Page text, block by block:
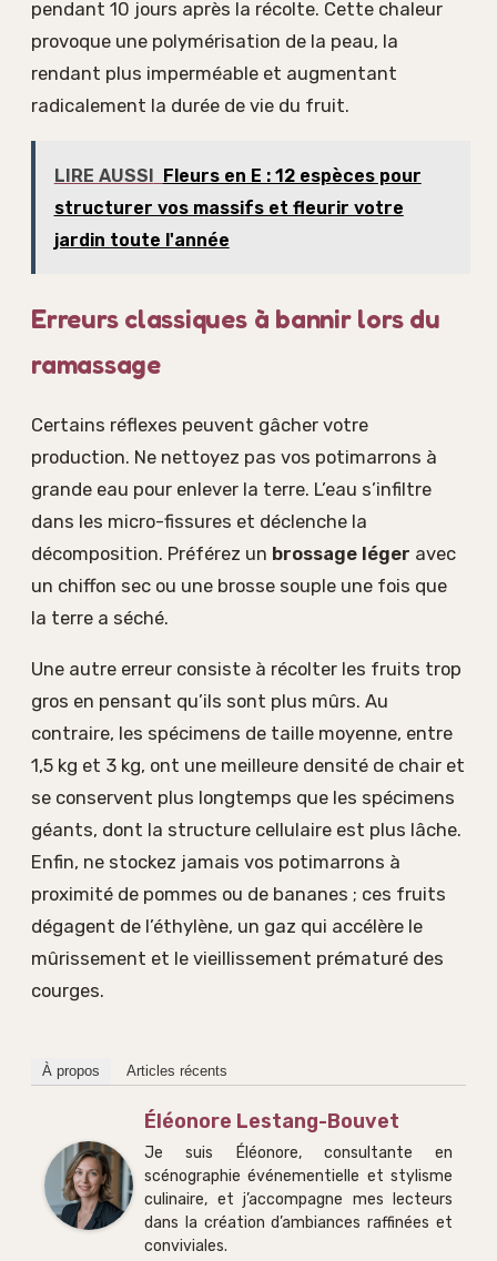
pendant 10 jours après la récolte. Cette chaleur
provoque une polymérisation de la peau, la
rendant plus imperméable et augmentant
radicalement la durée de vie du fruit.
LIRE AUSSI Fleurs en E : 12 espèces pour
structurer vos massifs et fleurir votre
jardin toute l'année
Erreurs classiques à bannir lors du
ramassage
Certains réflexes peuvent gâcher votre
production. Ne nettoyez pas vos potimarrons à
grande eau pour enlever la terre. L’eau s’infiltre
dans les micro-fissures et déclenche la
décomposition. Préférez un brossage léger avec
un chiffon sec ou une brosse souple une fois que
la terre a séché.
Une autre erreur consiste à récolter les fruits trop
gros en pensant qu’ils sont plus mûrs. Au
contraire, les spécimens de taille moyenne, entre
1,5 kg et 3 kg, ont une meilleure densité de chair et
se conservent plus longtemps que les spécimens
géants, dont la structure cellulaire est plus lâche.
Enfin, ne stockez jamais vos potimarrons à
proximité de pommes ou de bananes ; ces fruits
dégagent de l’éthylène, un gaz qui accélère le
mûrissement et le vieillissement prématuré des
courges.
À propos Articles récents
Éléonore Lestang-Bouvet
Je suis Éléonore, consultante en
scénographie événementielle et stylisme
culinaire, et j’accompagne mes lecteurs
dans la création d’ambiances raffinées et
conviviales.